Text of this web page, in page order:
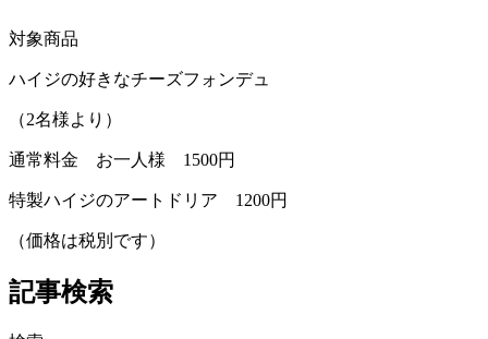
対象商品
ハイジの好きなチーズフォンデュ
（2名様より）
通常料金 お一人様 1500円
特製ハイジのアートドリア 1200円
（価格は税別です）
記事検索